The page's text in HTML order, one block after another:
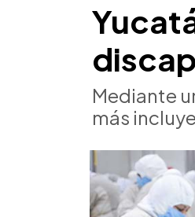
Mediante
más